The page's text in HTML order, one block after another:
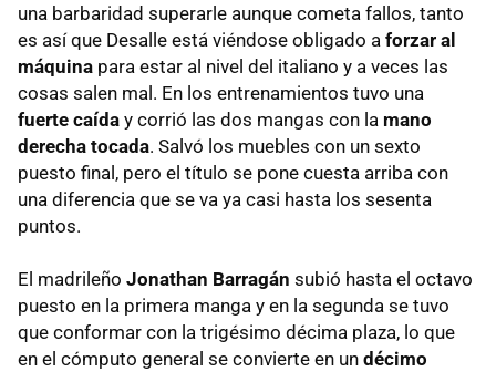
una barbaridad superarle aunque cometa fallos, tanto
es así que Desalle está viéndose obligado a forzar al
máquina para estar al nivel del italiano y a veces las
cosas salen mal. En los entrenamientos tuvo una
fuerte caída y corrió las dos mangas con la mano
derecha tocada. Salvó los muebles con un sexto
puesto final, pero el título se pone cuesta arriba con
una diferencia que se va ya casi hasta los sesenta
puntos.
El madrileño Jonathan Barragán subió hasta el octavo
puesto en la primera manga y en la segunda se tuvo
que conformar con la trigésimo décima plaza, lo que
en el cómputo general se convierte en un décimo